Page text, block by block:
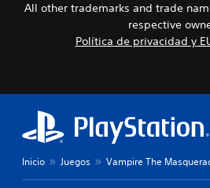
All other trademarks and trade
respective
Política de privacidad y
Inicio Juegos Vampire The